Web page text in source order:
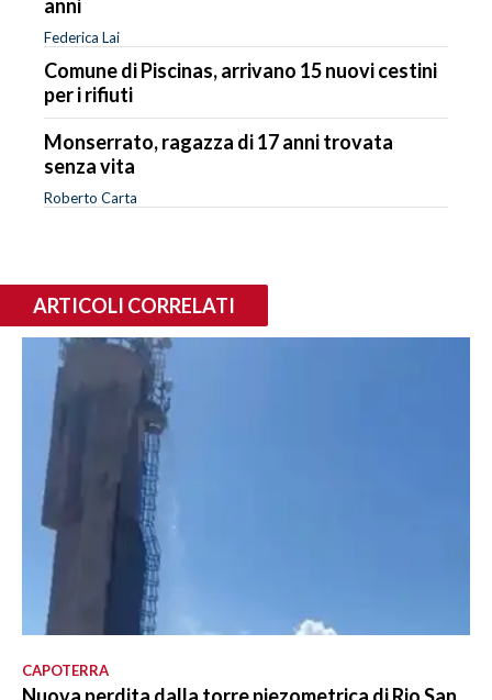
anni
Federica Lai
Comune di Piscinas, arrivano 15 nuovi cestini
per i rifiuti
Monserrato, ragazza di 17 anni trovata
senza vita
Roberto Carta
ARTICOLI CORRELATI
CAPOTERRA